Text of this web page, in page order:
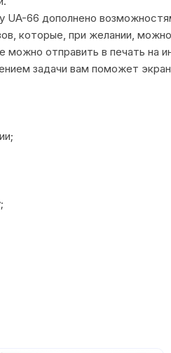
66 дополнено
которые, при желании,
отправить в печать на
задачи вам поможет